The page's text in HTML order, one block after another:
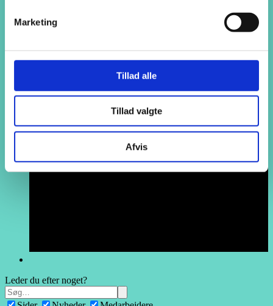
Marketing
Tillad alle
Tillad valgte
Afvis
Leder du efter noget?